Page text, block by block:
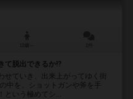
て脱出できるか⁉︎
せていき、出来上がってゆく街
中を、ショットガンや斧を手
という極めてシ...